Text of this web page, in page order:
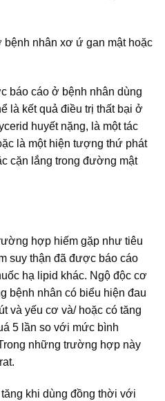
bệnh nhân xơ ứ gan mật hoặc
báo cáo ở bệnh nhân dùng
là kết quả điều trị thất bại ở
huyết nặng, là một tác
là một hiện tượng thứ phát
cặn lắng trong đường mật
hợp hiếm gặp như tiêu
suy thận đã được báo cáo
hạ lipid khác. Ngộ độc cơ
bệnh nhân có biểu hiện đau
và yếu cơ và/ hoặc có tăng
5 lần so với mức bình
những trường hợp này
khi dùng đồng thời với